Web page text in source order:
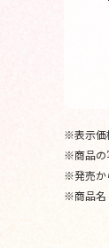
※表示価
※商品の
※発売か
※商品名